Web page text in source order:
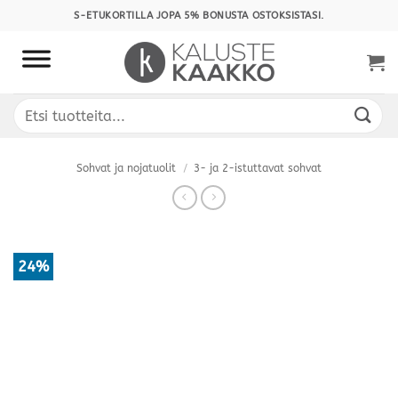
content
S-ETUKORTILLA JOPA 5% BONUSTA OSTOKSISTASI.
Etsi:
Sohvat ja nojatuolit / 3- ja 2-istuttavat sohvat
24%